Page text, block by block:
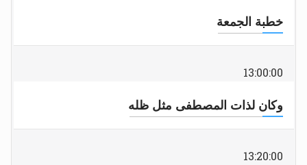
خطبة الجمعة
13:00:00
وكان لذات المصطفى مثل ظله
13:20:00